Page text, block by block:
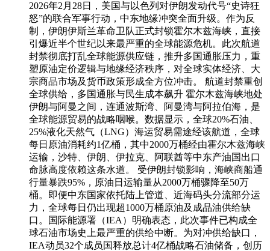
2026年2月28日，美国与以色列对伊朗发动代号“史诗狂
怒”的联合军事行动，中东地缘冲突全面升级。作为反
制，伊朗伊斯兰革命卫队正式封锁霍尔木兹海峡，直接
引爆近半个世纪以来最严重的全球能源危机。此次航道
封禁彻底打乱全球能源供应链，推升多国通胀压力，重
塑原油定价逻辑与地缘经济秩序，对全球实体经济、大
宗商品市场及货币政策形成全方位冲击。 航道封禁重创
全球供给，多国通胀与民生成本飙升 霍尔木兹海峡地处
伊朗与阿曼之间，连通波斯湾、阿曼湾与阿拉伯海，是
全球能源贸易的战略咽喉。数据显示，全球20%石油、
25%液化天然气（LNG）海运贸易需途经该航道，全球
每日原油消耗约1亿桶，其中2000万桶经由霍尔木兹海峡
运输，沙特、伊朗、伊拉克、阿联酋等中东产油国出口
命脉高度依赖这条水道。 受伊朗封锁影响，海峡商船通
行量暴跌95%，原油日运输量从2000万桶骤降至50万
桶。即便中东国家依托陆上管道、近海码头分流部分运
力，全球每日仍出现超1000万桶原油及成品油供给缺
口。国际能源署（IEA）明确表态，此次事件已构成全
球石油市场史上最严重的供给中断。为对冲供给缺口，
IEA动员32个成员国释放总计4亿桶战略石油储备，创历